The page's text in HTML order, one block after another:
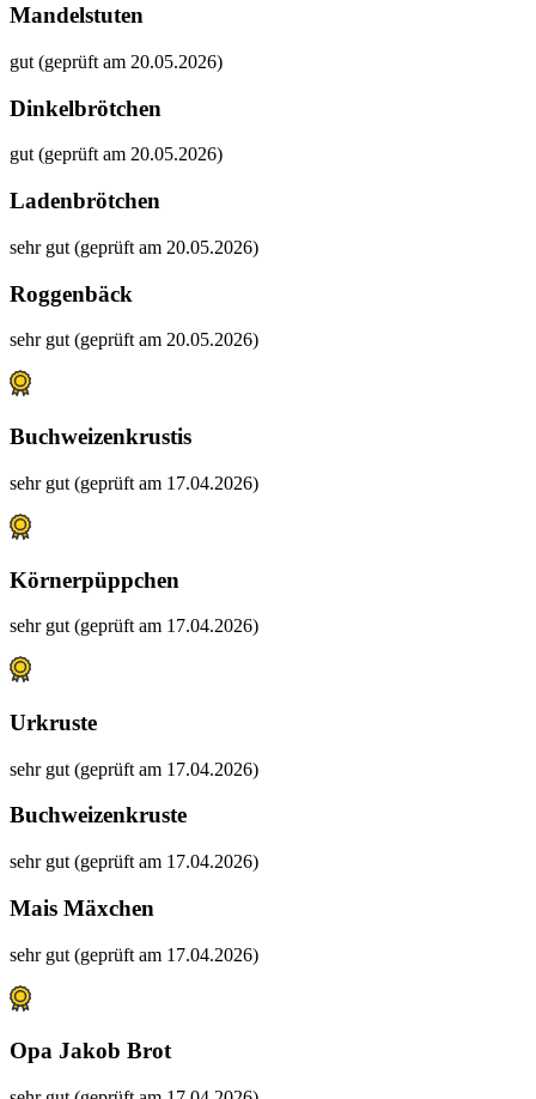
Mandelstuten
gut (geprüft am 20.05.2026)
Dinkelbrötchen
gut (geprüft am 20.05.2026)
Ladenbrötchen
sehr gut (geprüft am 20.05.2026)
Roggenbäck
sehr gut (geprüft am 20.05.2026)
Buchweizenkrustis
sehr gut (geprüft am 17.04.2026)
Körnerpüppchen
sehr gut (geprüft am 17.04.2026)
Urkruste
sehr gut (geprüft am 17.04.2026)
Buchweizenkruste
sehr gut (geprüft am 17.04.2026)
Mais Mäxchen
sehr gut (geprüft am 17.04.2026)
Opa Jakob Brot